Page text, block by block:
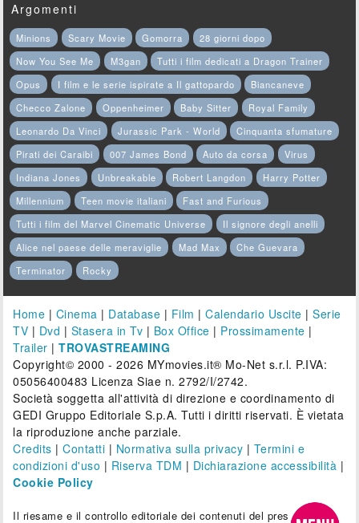
Argomenti
Minions Scary Movie Gomorra
28 giorni dopo
Now You See Me
M3gan
Tutti i film dedicati a Dragon Trainer
Opus
I film e le serie ispirate a Il gattopardo
Biancaneve
Checco Zalone
Oppenheimer Baby Sitter
Royal Family
Leonardo Da Vinci
Jurassic Park - World
Cinquanta sfumature
Pirati dei Caraibi
007 James Bond Auto da corsa
Virus
Indiana Jones
Unbreakable Robert Langdon
Harry Potter
Millennium
Teen movie italiani
Fast and Furious
Tutti i film del Marvel Cinematic Universe
Il signore degli anelli
Alice nel paese delle meraviglie
Mad Max
Che Guevara
Terminator
Rocky
Home | Cinema | Database | Film |Calendario Uscite |Serie
TV | Dvd | Stasera in Tv | Box Office | Prossimamente |
Trailer |TROVASTREAMING
Copyright© 2000 - 2026 MYmovies.it® Mo-Net s.r.l. P.IVA:
05056400483 Licenza Siae n. 2792/I/2742.
Società soggetta all'attività di direzione e coordinamento di
GEDI Gruppo Editoriale S.p.A. Tutti i diritti riservati. È vietata
la riproduzione anche parziale.
Credits |Contatti | Normativa sulla privacy | Termini e
condizioni d'uso | Riserva TDM | Dichiarazione accessibilità |
Cookie Policy
Il riesame e il controllo editoriale dei contenuti del presente sito